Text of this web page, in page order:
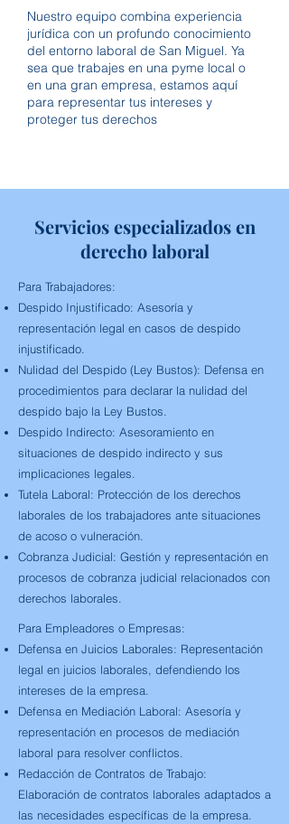
Nuestro equipo combina experiencia
jurídica con un profundo conocimiento
del entorno laboral de San Miguel. Ya
sea que trabajes en una pyme local o
en una gran empresa, estamos aquí
para representar tus intereses y
proteger tus derechos
Servicios especializados en
derecho laboral
Para Trabajadores:
Despido Injustificado: Asesoría y
representación legal en casos de despido
injustificado.
Nulidad del Despido (Ley Bustos): Defensa en
procedimientos para declarar la nulidad del
despido bajo la Ley Bustos.
Despido Indirecto: Asesoramiento en
situaciones de despido indirecto y sus
implicaciones legales.
Tutela Laboral: Protección de los derechos
laborales de los trabajadores ante situaciones
de acoso o vulneración.
Cobranza Judicial: Gestión y representación en
procesos de cobranza judicial relacionados con
derechos laborales.
Para Empleadores o Empresas:
Defensa en Juicios Laborales: Representación
legal en juicios laborales, defendiendo los
intereses de la empresa.
Defensa en Mediación Laboral: Asesoría y
representación en procesos de mediación
laboral para resolver conflictos.
Redacción de Contratos de Trabajo:
Elaboración de contratos laborales adaptados a
las necesidades específicas de la empresa.